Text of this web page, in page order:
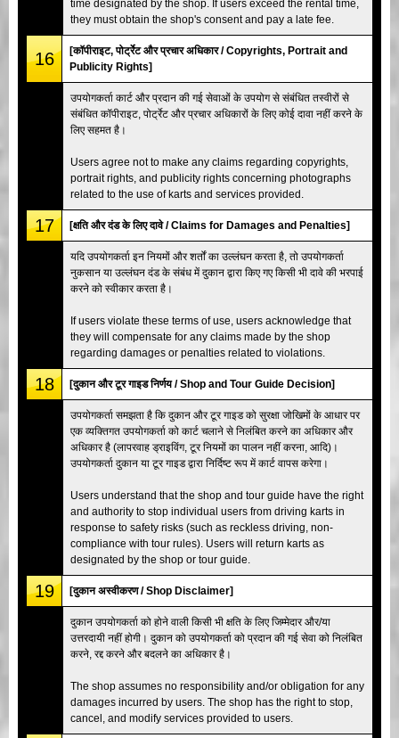
time designated by the shop. If users exceed the rental time,
they must obtain the shop's consent and pay a late fee.
16
[कॉपीराइट, पोर्ट्रेट और प्रचार अधिकार / Copyrights, Portrait and
Publicity Rights]
उपयोगकर्ता कार्ट और प्रदान की गई सेवाओं के उपयोग से संबंधित तस्वीरों से
संबंधित कॉपीराइट, पोर्ट्रेट और प्रचार अधिकारों के लिए कोई दावा नहीं करने के
लिए सहमत है।
Users agree not to make any claims regarding copyrights,
portrait rights, and publicity rights concerning photographs
related to the use of karts and services provided.
17 [क्षति और दंड के लिए दावे / Claims for Damages and Penalties]
यदि उपयोगकर्ता इन नियमों और शर्तों का उल्लंघन करता है, तो उपयोगकर्ता
नुकसान या उल्लंघन दंड के संबंध में दुकान द्वारा किए गए किसी भी दावे की भरपाई
करने को स्वीकार करता है।
If users violate these terms of use, users acknowledge that
they will compensate for any claims made by the shop
regarding damages or penalties related to violations.
18 [दुकान और टूर गाइड निर्णय / Shop and Tour Guide Decision]
उपयोगकर्ता समझता है कि दुकान और टूर गाइड को सुरक्षा जोखिमों के आधार पर
एक व्यक्तिगत उपयोगकर्ता को कार्ट चलाने से निलंबित करने का अधिकार और
अधिकार है (लापरवाह ड्राइविंग, टूर नियमों का पालन नहीं करना, आदि)।
उपयोगकर्ता दुकान या टूर गाइड द्वारा निर्दिष्ट रूप में कार्ट वापस करेगा।
Users understand that the shop and tour guide have the right
and authority to stop individual users from driving karts in
response to safety risks (such as reckless driving, non-
compliance with tour rules). Users will return karts as
designated by the shop or tour guide.
19 [दुकान अस्वीकरण / Shop Disclaimer]
दुकान उपयोगकर्ता को होने वाली किसी भी क्षति के लिए जिम्मेदार और/या
उत्तरदायी नहीं होगी। दुकान को उपयोगकर्ता को प्रदान की गई सेवा को निलंबित
करने, रद्द करने और बदलने का अधिकार है।
The shop assumes no responsibility and/or obligation for any
damages incurred by users. The shop has the right to stop,
cancel, and modify services provided to users.